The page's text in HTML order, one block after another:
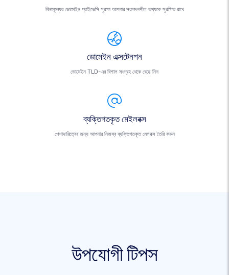
বিনামূল্যের ডোমেইন প্রাইভেসি সুরক্ষা আপনার সংবেদনশীল তথ্যকে সুরক্ষিত রাখে
ডোমেইন এক্সটেনশন
ডোমেইন TLD-এর বিশাল সংগ্রহ থেকে বেছে নিন
ব্যক্তিগতকৃত মেইলবক্স
পেশাদারিত্বের জন্য আপনার নিজস্ব ব্যক্তিগতকৃত মেলবক্স তৈরি করুন
উপযোগী টিপস